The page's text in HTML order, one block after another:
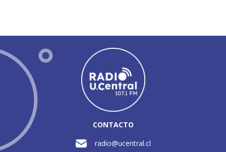
CONTACTO
radio@ucentral.cl